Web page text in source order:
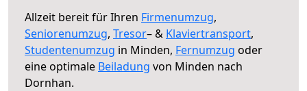
Allzeit bereit für Ihren Firmenumzug,
Seniorenumzug, Tresor– & Klaviertransport,
Studentenumzug in Minden, Fernumzug oder
eine optimale Beiladung von Minden nach
Dornhan.